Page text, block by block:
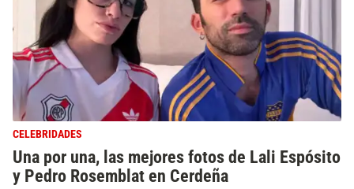
CELEBRIDADES
Una por una, las mejores fotos de Lali Espósito
y Pedro Rosemblat en Cerdeña